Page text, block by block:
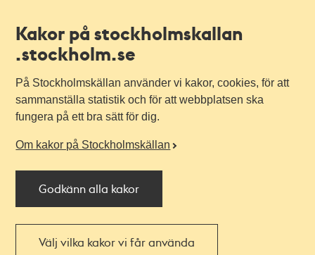
Kakor på stockholmskallan
.stockholm.se
På Stockholmskällan använder vi kakor, cookies, för att
sammanställa statistik och för att webbplatsen ska
fungera på ett bra sätt för dig.
Om kakor på Stockholmskällan
Godkänn alla kakor
Välj vilka kakor vi får använda